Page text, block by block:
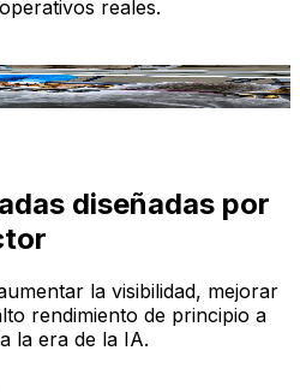
reales.
diseñadas por
la visibilidad, mejorar
rendimiento de principio a
la era de la IA.